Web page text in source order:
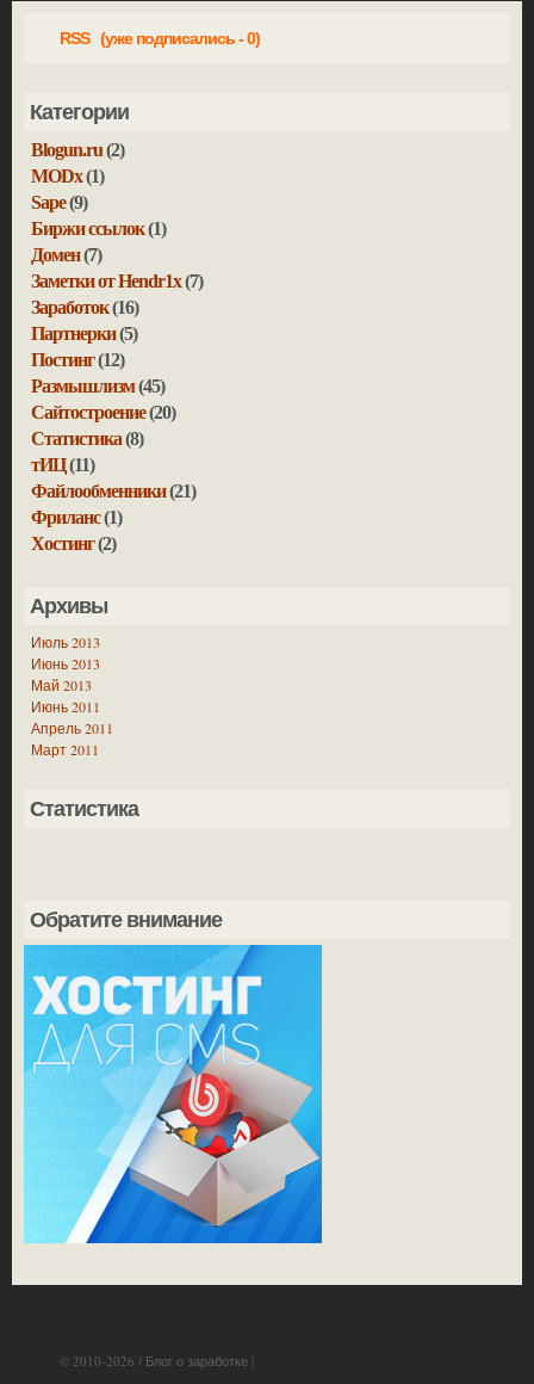
RSS (уже подписались - 0)
Категории
Blogun.ru(2)
MODx(1)
Sape(9)
Биржи ссылок(1)
Домен(7)
Заметки от Hendr1x(7)
Заработок(16)
Партнерки(5)
Постинг(12)
Размышлизм(45)
Сайтостроение(20)
Статистика(8)
тИЦ(11)
Файлообменники(21)
Фриланс(1)
Хостинг(2)
Архивы
Июль 2013
Июнь 2013
Май 2013
Июнь 2011
Апрель 2011
Март 2011
Статистика
Обратите внимание
© 2010-2026 / Блог о заработке |